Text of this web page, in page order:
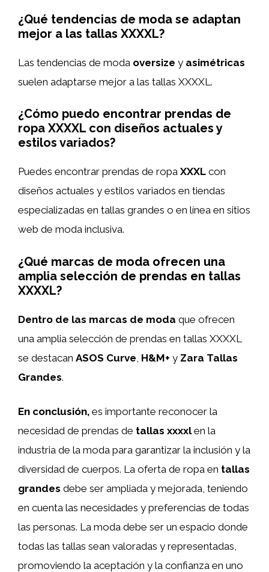
¿Qué tendencias de moda se adaptan
mejor a las tallas XXXXL?
Las tendencias de moda oversize y asimétricas
suelen adaptarse mejor a las tallas XXXXL.
¿Cómo puedo encontrar prendas de
ropa XXXXL con diseños actuales y
estilos variados?
Puedes encontrar prendas de ropa XXXL con
diseños actuales y estilos variados en tiendas
especializadas en tallas grandes o en línea en sitios
web de moda inclusiva.
¿Qué marcas de moda ofrecen una
amplia selección de prendas en tallas
XXXXL?
Dentro de las marcas de moda que ofrecen
una amplia selección de prendas en tallas XXXXL
se destacan ASOS Curve H&M+ y Zara Tallas
Grandes.
En conclusión, es importante reconocer la
necesidad de prendas de tallas xxxxlen la
industria de la moda para garantizar la inclusión y la
diversidad de cuerpos. La oferta de ropa en tallas
grandes debe ser ampliada y mejorada, teniendo
en cuenta las necesidades y preferencias de todas
las personas. La moda debe ser un espacio donde
todas las tallas sean valoradas y representadas,
promoviendo la aceptación y la confianza en uno